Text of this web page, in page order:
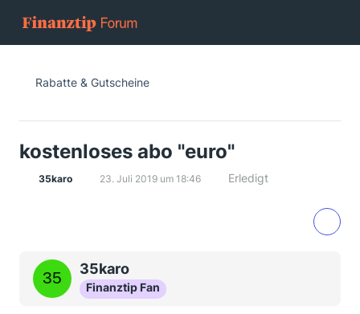
Rabatte & Gutscheine
kostenloses abo "euro"
35karo 23. Juli 2019 um 18:46 Erledigt
35karo
Finanztip Fan